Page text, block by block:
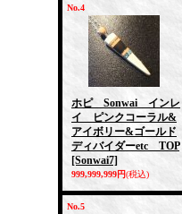
No.4
ホピ Sonwai インレ
イ ピンクコーラル&
アイボリー&ゴールド
ディバイダーetc TOP
[Sonwai7]
999,999,999円(税込)
No.5